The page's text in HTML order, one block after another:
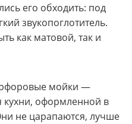
его обходить: под
звукопоглотитель.
как матовой, так и
мойки —
кухни, оформленной в
не царапаются, лучше